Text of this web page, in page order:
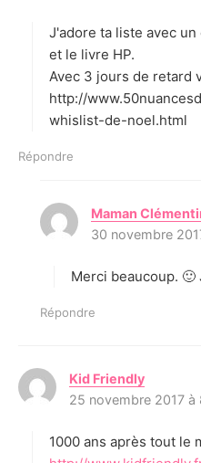
J'adore ta liste avec
et le livre HP.
Avec 3 jours de retard
http://
whislist-de-noel.html
Répondre
Maman
30 novembre
Merci beaucoup.
Répondre
Kid Friendly
i
:
25 novembre 2017 à
1000 ans après tout le